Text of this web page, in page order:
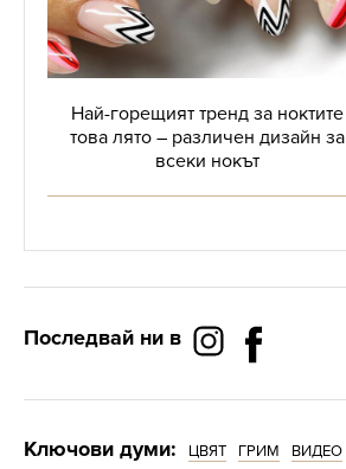
Най-горещият тренд за ноктите
това лято – различен дизайн за
всеки нокът
Последвай ни в
Ключови думи: ЦВЯТ ГРИМ ВИДЕО